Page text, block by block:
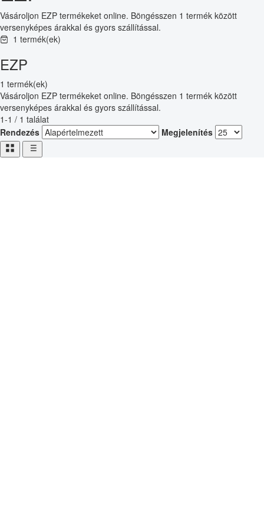
Vásároljon EZP termékeket online. Böngésszen 1 termék között
versenyképes árakkal és gyors szállítással.
1 termék(ek)
EZP
1 termék(ek)
Vásároljon EZP termékeket online. Böngésszen 1 termék között
versenyképes árakkal és gyors szállítással.
1-1 / 1 találat
Rendezés
Megjelenítés